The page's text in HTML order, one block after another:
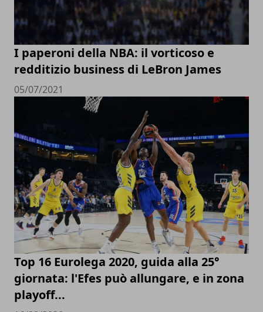
I paperoni della NBA: il vorticoso e
redditizio business di LeBron James
05/07/2021
Top 16 Eurolega 2020, guida alla 25°
giornata: l'Efes può allungare, e in zona
playoff...